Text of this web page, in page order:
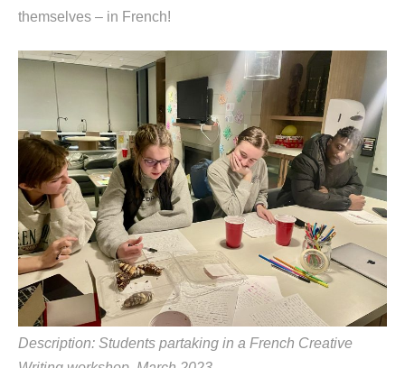
themselves – in French!
Description: Students partaking in a French Creative